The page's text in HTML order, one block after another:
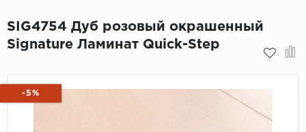
Quick Step
31 класс
Ковролин и ковровая плитка
Линолеум
SIG4754 Дуб розовый окрашенный
Signature Ламинат Quick-Step
-5%